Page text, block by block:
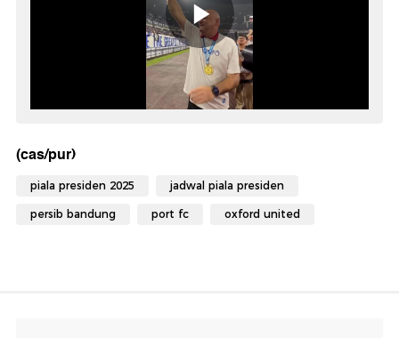
(cas/pur)
piala presiden 2025 jadwal piala presiden
persib bandung port fc oxford united